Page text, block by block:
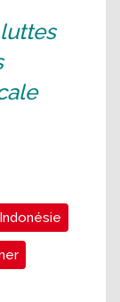
Indonésie